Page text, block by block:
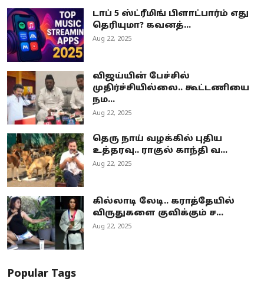
டாப் 5 ஸ்ட்ரீமிங் பிளாட்பார்ம் எது
தெரியுமா? கவனத்...
Aug 22, 2025
விஜய்யின் பேச்சில்
முதிர்ச்சியில்லை.. கூட்டணியை
நம...
Aug 22, 2025
தெரு நாய் வழக்கில் புதிய
உத்தரவு.. ராகுல் காந்தி வ...
Aug 22, 2025
கில்லாடி லேடி.. கராத்தேயில்
விருதுகளை குவிக்கும் ச...
Aug 22, 2025
Popular Tags